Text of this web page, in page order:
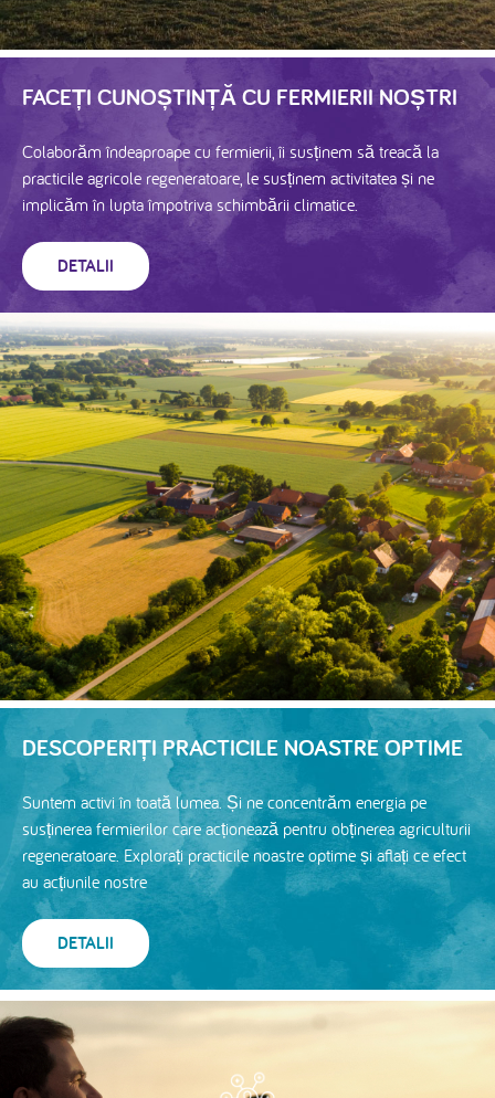
FACEȚI CUNOȘTINȚĂ CU FERMIERII NOȘTRI
Colaborăm îndeaproape cu fermierii, îi susținem să treacă la
practicile agricole regeneratoare, le susținem activitatea și ne
implicăm în lupta împotriva schimbării climatice.
DETALII
DESCOPERIȚI PRACTICILE NOASTRE OPTIME
Suntem activi în toată lumea. Și ne concentrăm energia pe
susținerea fermierilor care acționează pentru obținerea agriculturii
regeneratoare. Explorați practicile noastre optime și aflați ce efect
au acțiunile nostre
DETALII